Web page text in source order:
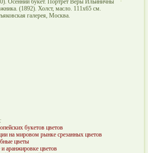
Осенний букет. Портрет Веры Ильиничны
(1892). Холст, масло. 111х65 см.
галерея, Москва.
букетов цветов
на мировом рынке срезанных цветов
цветы
аранжировке цветов